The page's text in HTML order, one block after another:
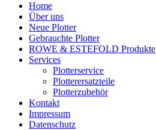
Home
Über uns
Neue Plotter
Gebrauchte Plotter
ROWE & ESTEFOLD Produkte
Services
Plotterservice
Plotterersatzteile
Plotterzubehör
Kontakt
Impressum
Datenschutz